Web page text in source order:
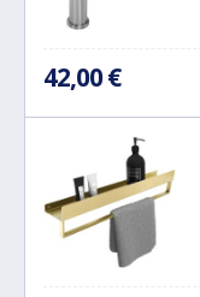
42,00 €